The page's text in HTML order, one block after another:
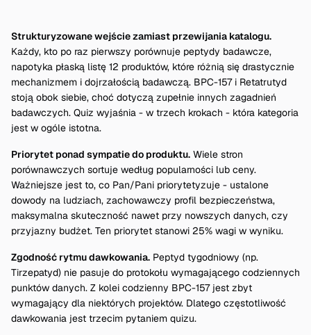
Strukturyzowane wejście zamiast przewijania katalogu.
Każdy, kto po raz pierwszy porównuje peptydy badawcze,
napotyka płaską listę 12 produktów, które różnią się drastycznie
mechanizmem i dojrzałością badawczą. BPC-157 i Retatrutyd
stoją obok siebie, choć dotyczą zupełnie innych zagadnień
badawczych. Quiz wyjaśnia - w trzech krokach - która kategoria
jest w ogóle istotna.
Priorytet ponad sympatie do produktu. Wiele stron
porównawczych sortuje według popularności lub ceny.
Ważniejsze jest to, co Pan/Pani priorytetyzuje - ustalone
dowody na ludziach, zachowawczy profil bezpieczeństwa,
maksymalna skuteczność nawet przy nowszych danych, czy
przyjazny budżet. Ten priorytet stanowi 25% wagi w wyniku.
Zgodność rytmu dawkowania. Peptyd tygodniowy (np.
Tirzepatyd) nie pasuje do protokołu wymagającego codziennych
punktów danych. Z kolei codzienny BPC-157 jest zbyt
wymagający dla niektórych projektów. Dlatego częstotliwość
dawkowania jest trzecim pytaniem quizu.